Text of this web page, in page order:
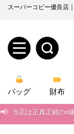
スーパーコピー優良店
規
ユ
ロ
グ
バッグ 財布